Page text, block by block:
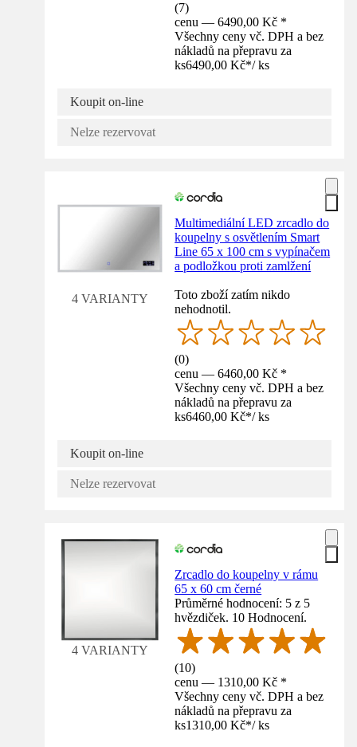
(7)
cenu — 6490,00 Kč *
Všechny ceny vč. DPH a bez
nákladů na přepravu za
ks6490,00 Kč*/ ks
Koupit on-line
Nelze rezervovat
4 VARIANTY
Multimediální LED zrcadlo do
koupelny s osvětlením Smart
Line 65 x 100 cm s vypínačem
a podložkou proti zamlžení
Toto zboží zatím nikdo
nehodnotil.
(0)
cenu — 6460,00 Kč *
Všechny ceny vč. DPH a bez
nákladů na přepravu za
ks6460,00 Kč*/ ks
Koupit on-line
Nelze rezervovat
4 VARIANTY
Zrcadlo do koupelny v rámu
65 x 60 cm černé
Průměrné hodnocení: 5 z 5
hvězdiček. 10 Hodnocení.
(10)
cenu — 1310,00 Kč *
Všechny ceny vč. DPH a bez
nákladů na přepravu za
ks1310,00 Kč*/ ks